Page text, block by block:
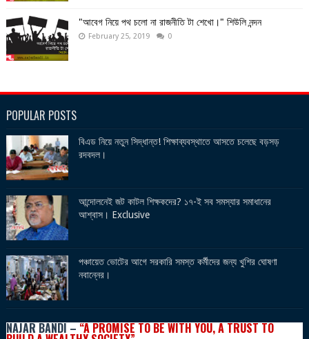
"আবেগ নিয়ে পথ চলো না রাজনীতি টা শেখো।" শিউলি নন্দন
February 25, 2019 0
POPULAR POSTS
বিএড নিয়ে নতুন সিদ্ধান্ত! শিক্ষাব্যবস্থাতে আসতে চলেছে বড়সড়
রদবদল।
আন্দোলনেই জট কাটল শিক্ষকদের? ১৭-ই সব সমস্যার সমাধানের
আশ্বাস। Exclusive
পঞ্চায়েত ভোটের আগে সরকারি সমস্ত কর্মীদের জন্য খুশির ঘোষণা
নবান্নের।
NAJARBANDI–“A PROMISE TO BE WITH YOU, A TRUST TO